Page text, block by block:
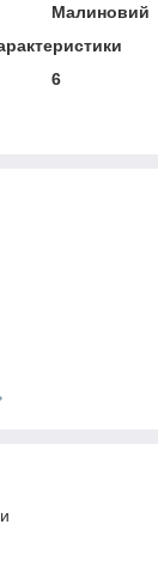
Малиновий
6